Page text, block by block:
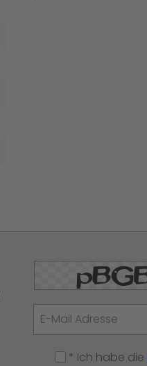
* Ich habe die